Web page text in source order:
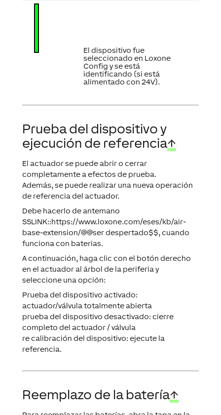
El dispositivo fue
seleccionado en Loxone
Config y se está
identificando (si está
alimentado con 24V).
Prueba del dispositivo y
ejecución de referencia↑
El actuador se puede abrir o cerrar
completamente a efectos de prueba.
Además, se puede realizar una nueva operación
de referencia del actuador.
Debe hacerlo de antemano
SSLINK::https://www.loxone.com/eses/kb/air-
base-extension/@@ser despertado$$, cuando
funciona con baterias.
A continuación, haga clic con el botón derecho
en el actuador al árbol de la periferia y
seleccione una opción:
Prueba del dispositivo activado:
actuador/válvula totalmente abierta
prueba del dispositivo desactivado: cierre
completo del actuador / válvula
re calibración del dispositivo: ejecute la
referencia.
Reemplazo de la batería↑